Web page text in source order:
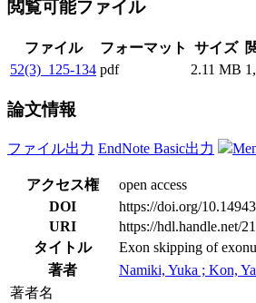
閲覧可能ファイル
ファイル フォーマット サイズ
52(3)_125-134 pdf 2.11 MB
論文情報
ファイル出力 EndNote Basic出力
アクセス権
open access
DOI
https://doi.org/
URI
https://hdl.handle.net/
タイトル
Exon skipping of
著者
Namiki, Yuka ; Kon,
著者名